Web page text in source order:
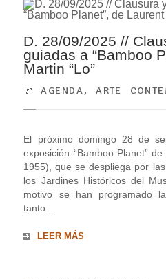
D. 28/09/2025 //
guiadas a “Bamboo
Martin “Lo”
AGENDA,ARTE
El próximo domingo 28 de
exposición “Bamboo Planet”
1955), que se despliega por
los Jardines Históricos del
motivo se han programado
tanto...
LEER MÁS